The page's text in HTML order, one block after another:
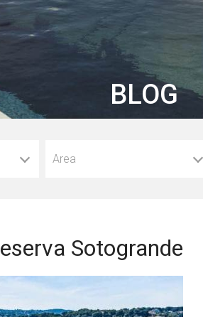
BLOG
Area
Sotogrande